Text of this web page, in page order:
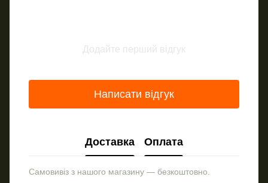
Додайте перший відгук
Написати відгук
Доставка Оплата
Самовивіз з нашого магазину — безкоштовно.